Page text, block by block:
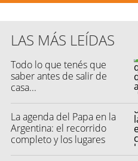
LAS MÁS LEÍDAS
Todo lo que tenés que
saber antes de salir de
casa...
La agenda del Papa en la
Argentina: el recorrido
completo y los lugares